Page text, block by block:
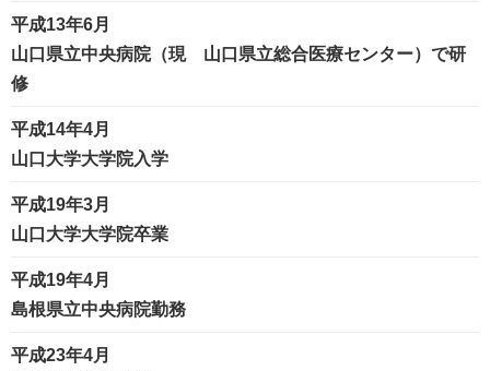
平成13年6月
山口県立中央病院（現 山口県立総合医療センター）で研
修
平成14年4月
山口大学大学院入学
平成19年3月
山口大学大学院卒業
平成19年4月
島根県立中央病院勤務
平成23年4月